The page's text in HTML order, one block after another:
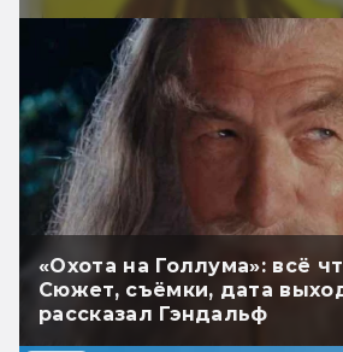
«Охота на Голлума»: всё
Сюжет, съёмки, дата
рассказал Гэндальф